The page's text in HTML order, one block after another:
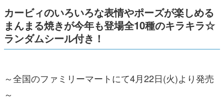
カービィのいろいろな表情やポーズが楽しめる
まんまる焼きが今年も登場全10種のキラキラ☆
ランダムシール付き！
～全国のファミリーマートにて4月22日(火)より発売
～